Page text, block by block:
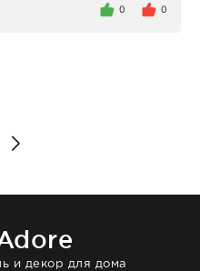
похвал. Выглядит
0 0
и декор для дома